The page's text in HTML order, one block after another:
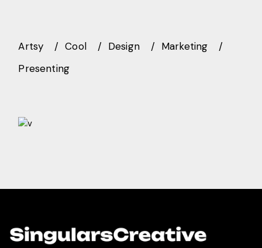
Artsy Cool Design
Marketing
Presenting